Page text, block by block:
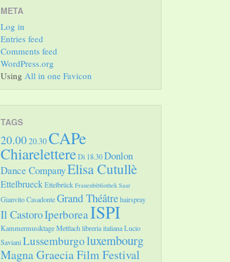
META
Log in
Entries feed
Comments feed
WordPress.org
Using All in one Favicon
TAGS
20.00 20.30CAPe
ChiarelettereDi 18.30Donlon
Dance CompanyElisa Cutullè
EttelbrueckEttelbrück Frauenbibliothek Saar
Gianvito CasadonteGrand Théâtrehairspray
Il CastoroIperboreaISPI
Kammermusiktage Mettlachlibreria italianaLucio
SavianiLussemburgoluxembourg
Magna Graecia Film Festival